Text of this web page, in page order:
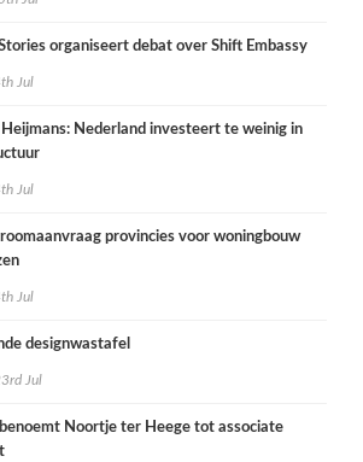
organiseert debat over Shift Embassy
Jul
Heijmans: Nederland investeert te weinig in
Jul
provincies voor woningbouw
Jul
designwastafel
Jul
Noortje ter Heege tot associate